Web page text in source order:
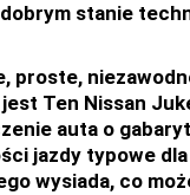
stanie
proste,
Ten Nissan
auta o
jazdy typowe
wysiada, co